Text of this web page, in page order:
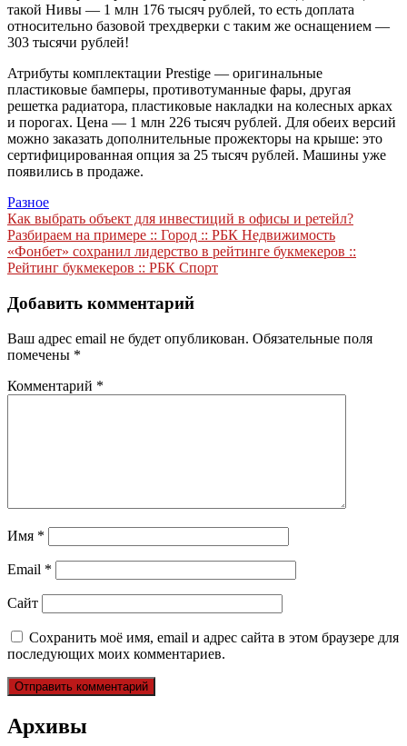
такой Нивы — 1 млн 176 тысяч рублей, то есть доплата
относительно базовой трехдверки с таким же оснащением —
303 тысячи рублей!
Атрибуты комплектации Prestige — оригинальные
пластиковые бамперы, противотуманные фары, другая
решетка радиатора, пластиковые накладки на колесных арках
и порогах. Цена — 1 млн 226 тысяч рублей. Для обеих версий
можно заказать дополнительные прожекторы на крыше: это
сертифицированная опция за 25 тысяч рублей. Машины уже
появились в продаже.
Разное
Навигация
по
записям
Как выбрать объект для инвестиций в офисы и ретейл?
Разбираем на примере :: Город :: РБК Недвижимость
«Фонбет» сохранил лидерство в рейтинге букмекеров ::
Рейтинг букмекеров :: РБК Спорт
Добавить комментарий
Ваш адрес email не будет опубликован. Обязательные поля
помечены *
Комментарий *
Имя *
Email *
Сайт
Сохранить моё имя, email и адрес сайта в этом браузере для
последующих моих комментариев.
Архивы